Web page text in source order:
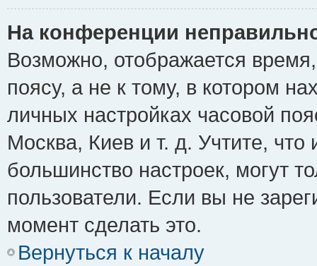
На конференции
Возможно, отображается
поясу, а не к тому, в котором
личных настройках часовой
Москва, Киев и т. д. Учтите, что
большинство настроек, могут
пользователи. Если вы не
момент сделать это.
Вернуться к началу